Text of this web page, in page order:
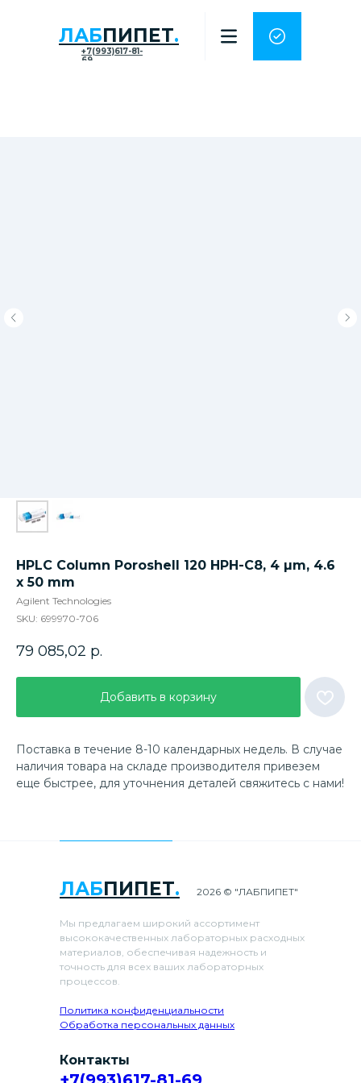
ЛАБПИПЕТ.
+7(993)617-81-
69
HPLC Column Poroshell 120 HPH-C8, 4 µm, 4.6
x 50 mm
Agilent Technologies
SKU: 699970-706
79 085,02 р.
Добавить в корзину
Поставка в течение 8-10 календарных недель. В случае
наличия товара на складе производителя привезем
еще быстрее, для уточнения деталей свяжитесь с нами!
ЛАБПИПЕТ.
Мы предлагаем широкий ассортимент
высококачественных лабораторных расходных
материалов, обеспечивая надежность и
точность для всех ваших лабораторных
процессов.
Политика конфиденциальности
Обработка персональных данных
2026 © "ЛАБПИПЕТ"
Контакты